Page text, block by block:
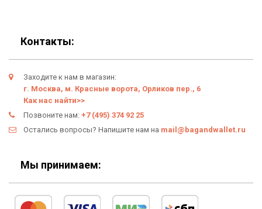
Гарантия
Условия возврата
Оферта
Политика конфиденциальности
Подарки
Контакты:
Заходите к нам в магазин:
г. Москва, м. Красные ворота, Орликов пер., 6
Как нас найти>>
Позвоните нам: +7 (495) 374 92 25
Остались вопросы? Напишите нам на mail@bagandwallet.ru
Мы принимаем: